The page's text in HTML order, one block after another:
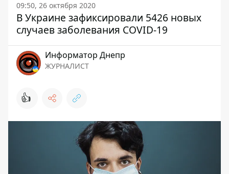
09:50, 26 октября 2020
В Украине зафиксировали 5426 новых
случаев заболевания COVID-19
Информатор Днепр
ЖУРНАЛИСТ
👍